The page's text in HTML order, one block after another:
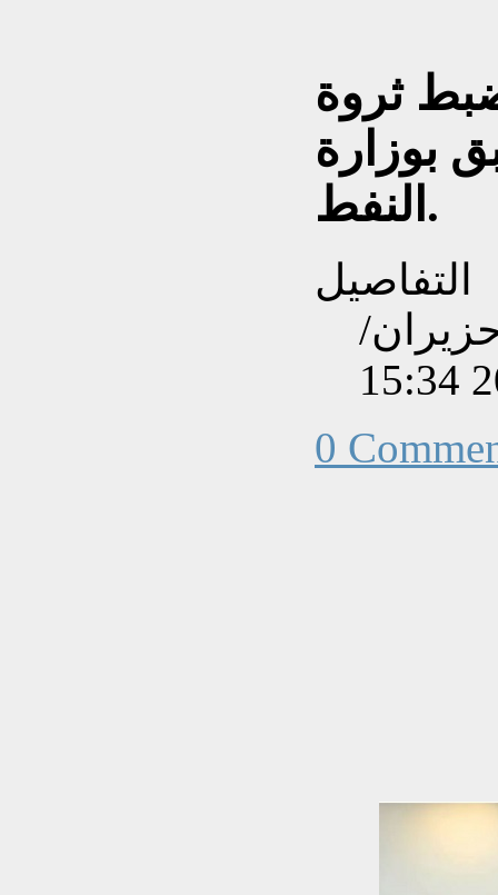
ثروة
بوزارة
النفط.
التفاصيل
بتاريخ الثلاثاء, 02 حزيران/
0